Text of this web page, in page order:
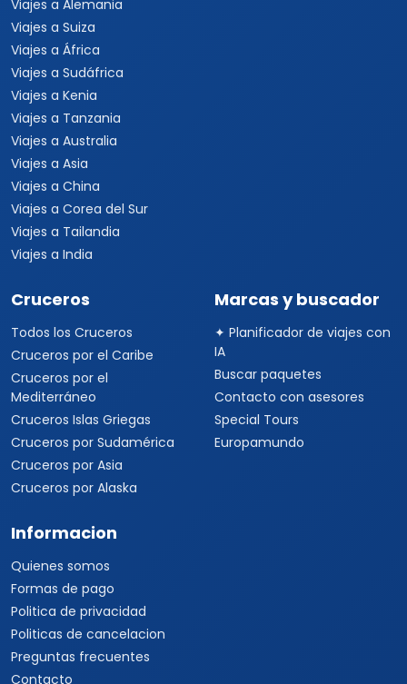
Viajes a Alemania
Viajes a Suiza
Viajes a África
Viajes a Sudáfrica
Viajes a Kenia
Viajes a Tanzania
Viajes a Australia
Viajes a Asia
Viajes a China
Viajes a Corea del Sur
Viajes a Tailandia
Viajes a India
Cruceros
Todos los Cruceros
Cruceros por el Caribe
Cruceros por el
Mediterráneo
Cruceros Islas Griegas
Cruceros por Sudamérica
Cruceros por Asia
Cruceros por Alaska
Marcas y buscador
✦ Planificador de viajes con
IA
Buscar paquetes
Contacto con asesores
Special Tours
Europamundo
Informacion
Quienes somos
Formas de pago
Politica de privacidad
Politicas de cancelacion
Preguntas frecuentes
Contacto